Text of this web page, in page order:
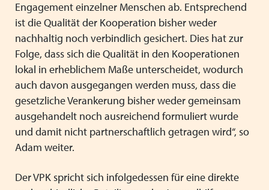
Engagement einzelner Menschen ab. Entsprechend
ist die Qualität der Kooperation bisher weder
nachhaltig noch verbindlich gesichert. Dies hat zur
Folge, dass sich die Qualität in den Kooperationen
lokal in erheblichem Maße unterscheidet, wodurch
auch davon ausgegangen werden muss, dass die
gesetzliche Verankerung bisher weder gemeinsam
ausgehandelt noch ausreichend formuliert wurde
und damit nicht partnerschaftlich getragen wird“, so
Adam weiter.
Der VPK spricht sich infolgedessen für eine direkte